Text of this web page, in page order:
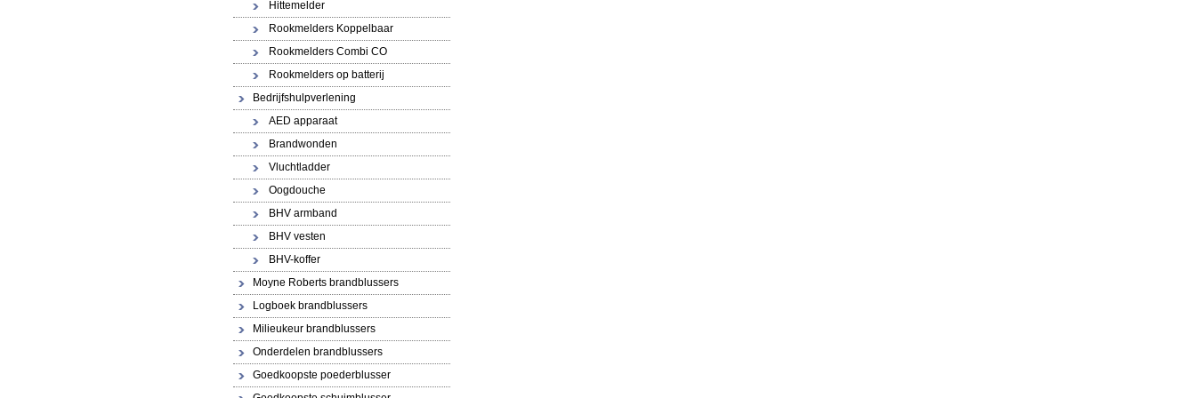
Hittemelder
Rookmelders Koppelbaar
Rookmelders Combi CO
Rookmelders op batterij
Bedrijfshulpverlening
AED apparaat
Brandwonden
Vluchtladder
Oogdouche
BHV armband
BHV vesten
BHV-koffer
Moyne Roberts brandblussers
Logboek brandblussers
Milieukeur brandblussers
Onderdelen brandblussers
Goedkoopste poederblusser